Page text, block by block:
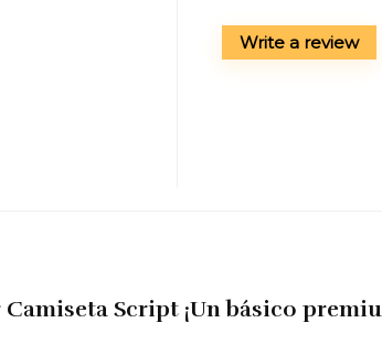
Write a review
Script ¡Un básico